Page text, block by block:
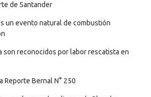
de Santander
un evento natural de combustión
son reconocidos por labor rescatista en
Reporte Bernal N° 250